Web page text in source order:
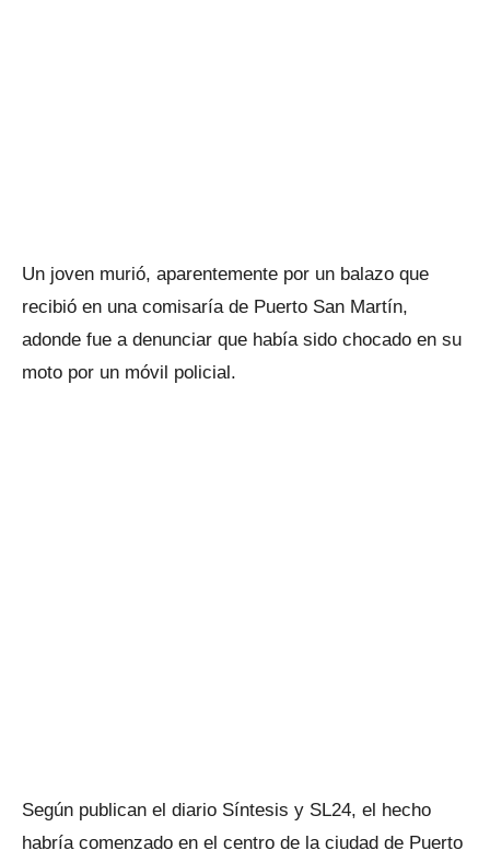
Un joven murió, aparentemente por un balazo que
recibió en una comisaría de Puerto San Martín,
adonde fue a denunciar que había sido chocado en su
moto por un móvil policial.
Según publican el diario Síntesis y SL24, el hecho
habría comenzado en el centro de la ciudad de Puerto